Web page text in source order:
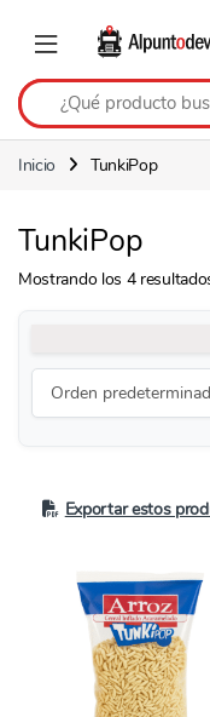
Inicio TunkiPop
TunkiPop
Mostrando los 4
Exportar estos